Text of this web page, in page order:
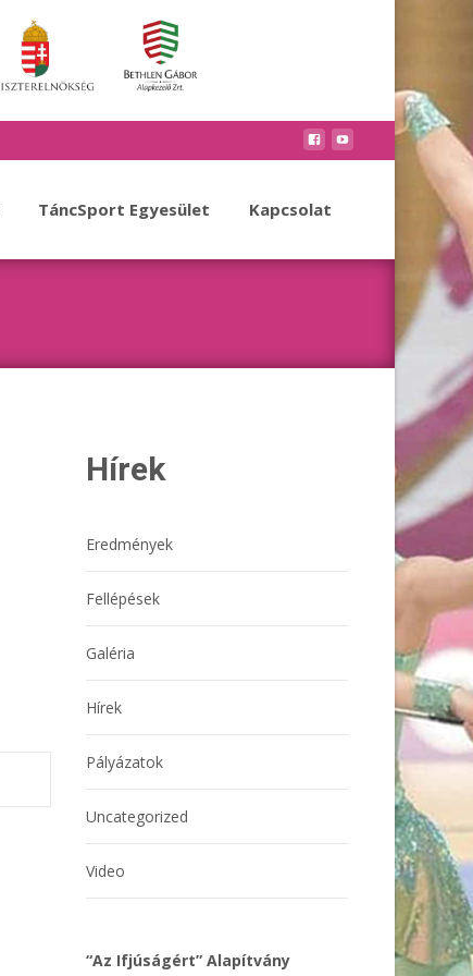
TáncSport Egyesület Kapcsolat
Hírek
Eredmények
Fellépések
Galéria
Hírek
Pályázatok
Uncategorized
Video
“Az Ifjúságért” Alapítvány